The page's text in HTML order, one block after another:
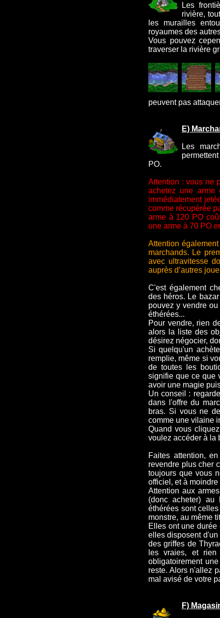
Les
rivière,
les murailles
royaumes des
Vous pouvez
traverser la rivière
peuvent pas
E)
Les
PO.
Attention : vous ne
achetez une arme
immédiatement
comme récupérée
arme à 120 PO
une arme à 70 PO
Attention
marchands. Le
avec ultravitesse
auprès d’autres
C'est également
des héros. Le
pouvez y vendre
éthérées...
Pour vendre, rien
alors la liste des
désirez négocier,
Si quelqu'un
remplie, même si
de toutes les
signifie que ce que
avoir une magie
Un conseil :
dans l'offre du
bras. Si vous ne
comme une vilaine
Quand vous
voulez accéder à la
Faites attention,
revendre plus cher
toujours que vous
officiel, et à moindre
Attention aux
(donc acheter) au
éthérées sont
monstre, au même
Elles ont une
elles disposent
des griffes de
les vraies, et
obligatoirement
reste. Alors n'allez
mal avisé de votre
F)